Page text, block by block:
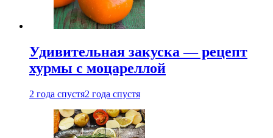
Удивительная закуска — рецепт
хурмы с моцареллой
2 года спустя2 года спустя